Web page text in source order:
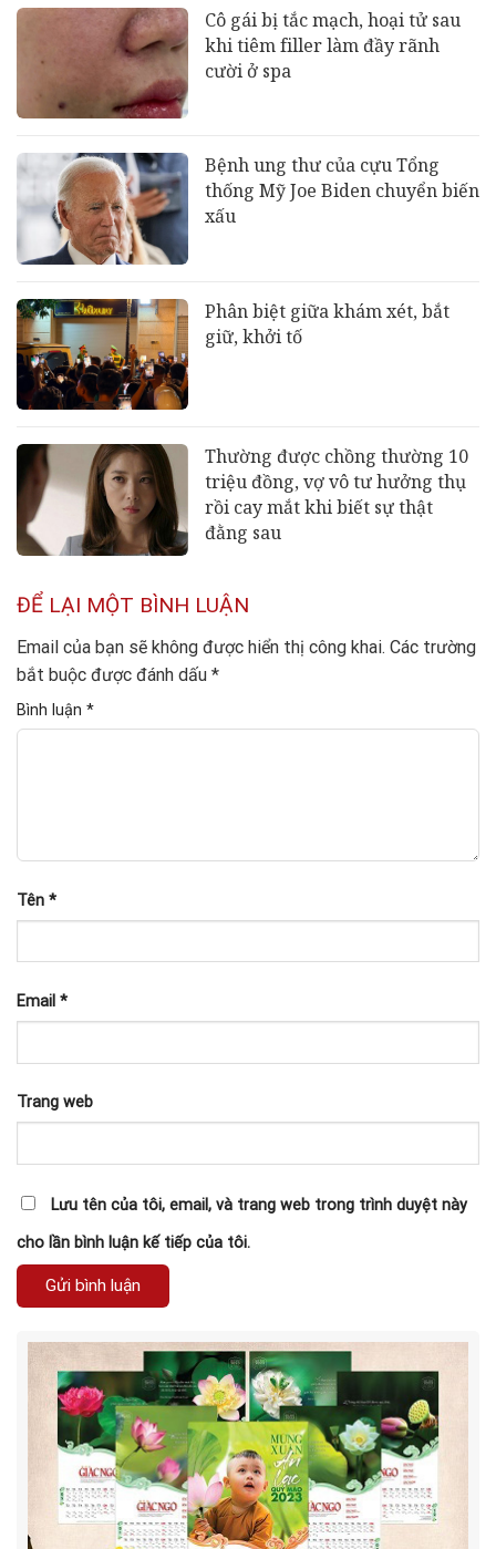
Cô gái bị tắc mạch, hoại tử sau
khi tiêm filler làm đầy rãnh
cười ở spa
Bệnh ung thư của cựu Tổng
thống Mỹ Joe Biden chuyển biến
xấu
Phân biệt giữa khám xét, bắt
giữ, khởi tố
Thường được chồng thường 10
triệu đồng, vợ vô tư hưởng thụ
rồi cay mắt khi biết sự thật
đằng sau
ĐỂ LẠI MỘT BÌNH LUẬN
Email của bạn sẽ không được hiển thị công khai. Các trường
bắt buộc được đánh dấu *
Bình luận *
Tên *
Email *
Trang web
Lưu tên của tôi, email, và trang web trong trình duyệt này
cho lần bình luận kế tiếp của tôi.